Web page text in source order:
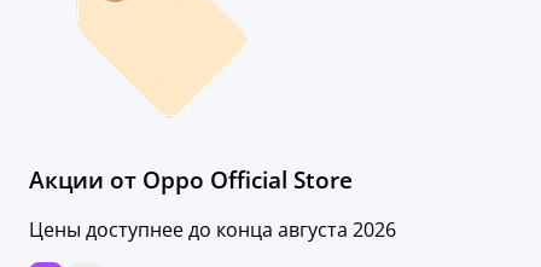
Акции от Oppo Official Store
Цены доступнее до конца августа 2026